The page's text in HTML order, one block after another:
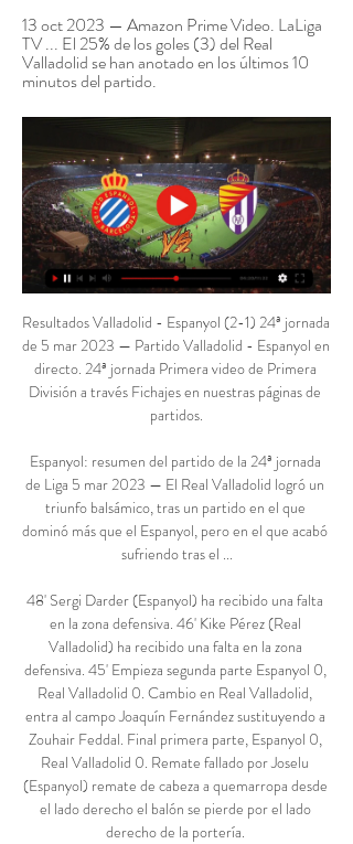
13 oct 2023 — Amazon Prime Video. LaLiga
TV ... El 25% de los goles (3) del Real
Valladolid se han anotado en los últimos 10
minutos del partido.
Resultados Valladolid - Espanyol (2-1) 24ª jornada
de 5 mar 2023 — Partido Valladolid - Espanyol en
directo. 24ª jornada Primera video de Primera
División a través Fichajes en nuestras páginas de
partidos.
Espanyol: resumen del partido de la 24ª jornada
de Liga 5 mar 2023 — El Real Valladolid logró un
triunfo balsámico, tras un partido en el que
dominó más que el Espanyol, pero en el que acabó
sufriendo tras el ...
48' Sergi Darder (Espanyol) ha recibido una falta
en la zona defensiva. 46' Kike Pérez (Real
Valladolid) ha recibido una falta en la zona
defensiva. 45' Empieza segunda parte Espanyol 0,
Real Valladolid 0. Cambio en Real Valladolid,
entra al campo Joaquín Fernández sustituyendo a
Zouhair Feddal. Final primera parte, Espanyol 0,
Real Valladolid 0. Remate fallado por Joselu
(Espanyol) remate de cabeza a quemarropa desde
el lado derecho el balón se pierde por el lado
derecho de la portería.